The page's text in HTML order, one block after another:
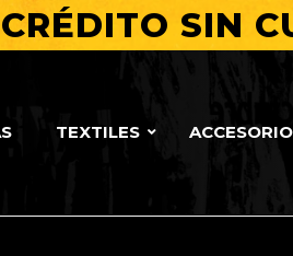
SIN
TEXTILES